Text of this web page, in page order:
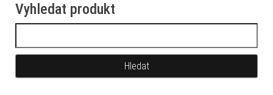
Vyhledat produkt